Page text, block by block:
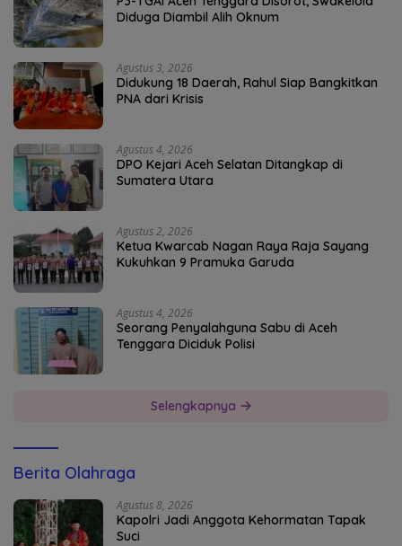
Diduga Diambil Alih Oknum
Agustus 3, 2026
Didukung 18 Daerah, Rahul Siap Bangkitkan
PNA dari Krisis
Agustus 4, 2026
DPO Kejari Aceh Selatan Ditangkap di
Sumatera Utara
Agustus 2, 2026
Ketua Kwarcab Nagan Raya Raja Sayang
Kukuhkan 9 Pramuka Garuda
Agustus 4, 2026
Seorang Penyalahguna Sabu di Aceh
Tenggara Diciduk Polisi
Selengkapnya
Berita Olahraga
Agustus 8, 2026
Kapolri Jadi Anggota Kehormatan Tapak
Suci